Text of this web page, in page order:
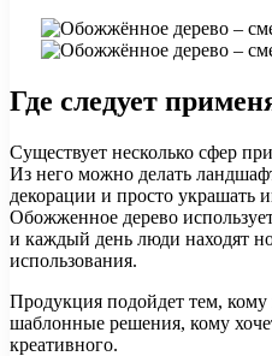
Где следует
Существует несколько сфер
Из него можно делать
декорации и просто украшать
Обожженное дерево
и каждый день люди находят
использования.
Продукция подойдет тем,
шаблонные решения, кому
креативного.